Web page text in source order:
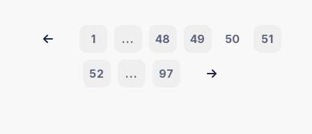
1 ... 48 49 50 51
52 ... 97